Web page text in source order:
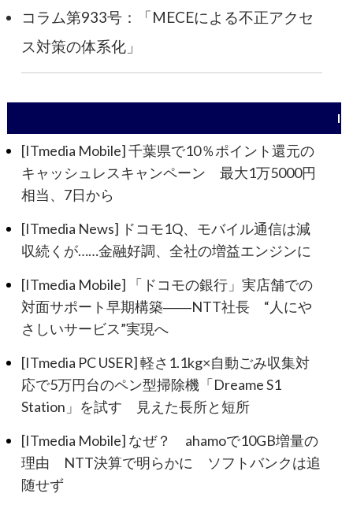
コラム第933号：「MECEによる不正アクセ
ス対策の体系化」
IT
[ITmedia Mobile] 千葉県で10％ポイント還元の
キャッシュレスキャンペーン 最大1万5000円
相当、7日から
[ITmedia News] ドコモ1Q、モバイル通信は減
収続くが……金融好調、全社の増益エンジンに
[ITmedia Mobile] 「ドコモの銀行」実店舗での
対面サポート早期構築――NTT社長 “人にや
さしいサービス”実現へ
[ITmedia PC USER] 軽さ1.1kg×自動ごみ収集対
応で5万円台のペン型掃除機「Dreame S1
Station」を試す 見えた長所と短所
[ITmedia Mobile] なぜ？ ahamoで10GB増量の
理由 NTT決算で明らかに ソフトバンクは追
随せず